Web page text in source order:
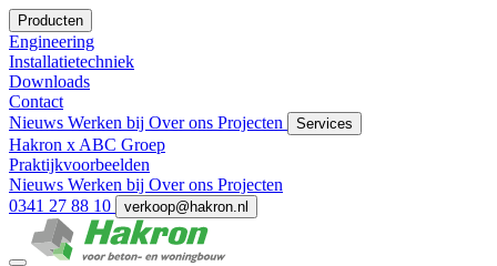
Producten
Engineering
Installatietechniek
Downloads
Contact
Nieuws Werken bij Over ons Projecten Services
Hakron x ABC Groep
Praktijkvoorbeelden
Nieuws Werken bij Over ons Projecten
0341 27 88 10
verkoop@hakron.nl